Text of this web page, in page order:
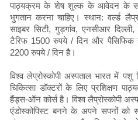
पाठ्यक्रम के शेष शुल्क के आवेदन के
भुगतान करना चाहिए। स्थान: वर्ल्ड
साइबर सिटी, गुड़गांव, एनसीआर
टैरिफ 1500 रुपये / दिन और पैसिफिक
2200 रुपये / दिन है।
विश्व लेप्रोस्कोपी अस्पताल भारत में पशु
चिकित्सा डॉक्टरों के लिए प्रशिक्षण
हैंड्स-ऑन कोर्स है। विश्व लैप्रोस्कोपी
एंडोस्कोपिस्ट बनने के अपने सपनों